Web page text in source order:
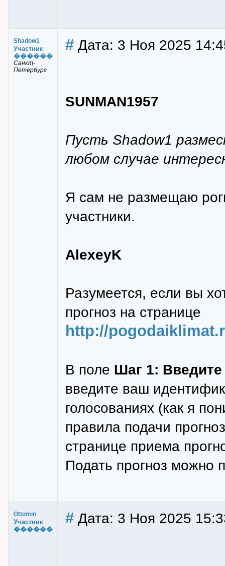
Shadow1
Участник
������
Санкт-
Петербург
# Дата: 3 Ноя 2025
SUNMAN1957
Пусть Shadow1
любом случае
Я сам не размещаю
участники.
AlexeyK
Разумеется, если вы
прогноз на странице
http://
В поле Шаг 1:
введите ваш
голосованиях (как я
правила подачи
странице приема
Подать прогноз можно
Ottomin
Участник
������
# Дата: 3 Ноя 2025